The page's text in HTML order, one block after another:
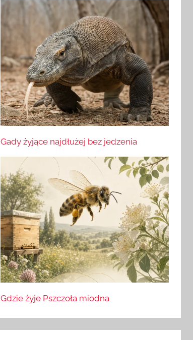
Gady żyjące najdłużej bez jedzenia
Gdzie żyje Pszczoła miodna